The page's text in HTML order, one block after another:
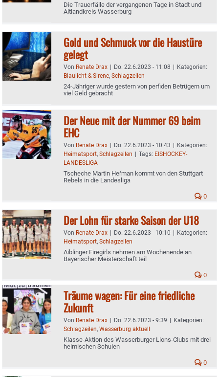
Die Trauerfälle der vergangenen Tage in Stadt und
Altlandkreis Wasserburg
Gold und Schmuck vor die Haustüre
gelegt
Von Renate Drax | Do. 22.6.2023 - 11:08 | Kategorien:
Blaulicht & Sirene, Schlagzeilen
24-Jähriger wurde gestern von perfiden Betrügern um
viel Geld gebracht
Der Neue mit der Nummer 69 beim
EHC
Von Renate Drax | Do. 22.6.2023 - 10:43 | Kategorien:
Heimatsport, Schlagzeilen | Tags: EISHOCKEY-
LANDESLIGA
Tscheche Martin Heřman kommt von den Stuttgart
Rebels in die Landesliga
0
Der Lohn für starke Saison der U18
Von Renate Drax | Do. 22.6.2023 - 10:10 | Kategorien:
Heimatsport, Schlagzeilen
Aiblinger Firegirls nehmen am Wochenende an
Bayerischer Meisterschaft teil
0
Träume wagen: Für eine friedliche
Zukunft
Von Renate Drax | Do. 22.6.2023 - 9:39 | Kategorien:
Schlagzeilen, Wasserburg aktuell
Klasse-Aktion des Wasserburger Lions-Clubs mit drei
heimischen Schulen
0